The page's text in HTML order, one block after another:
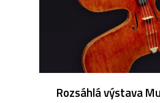
Rozsáhlá výstava